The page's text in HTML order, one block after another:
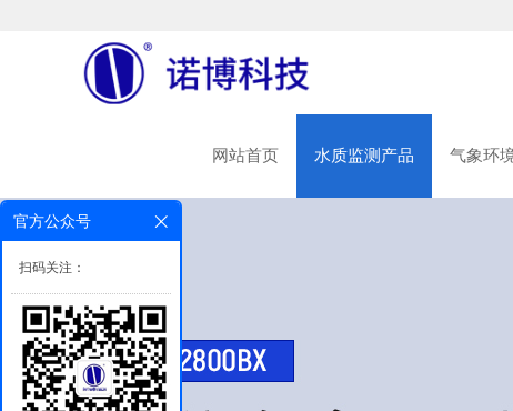
网站首页 水质监测产品 气象环
官方公众号
扫码关注：